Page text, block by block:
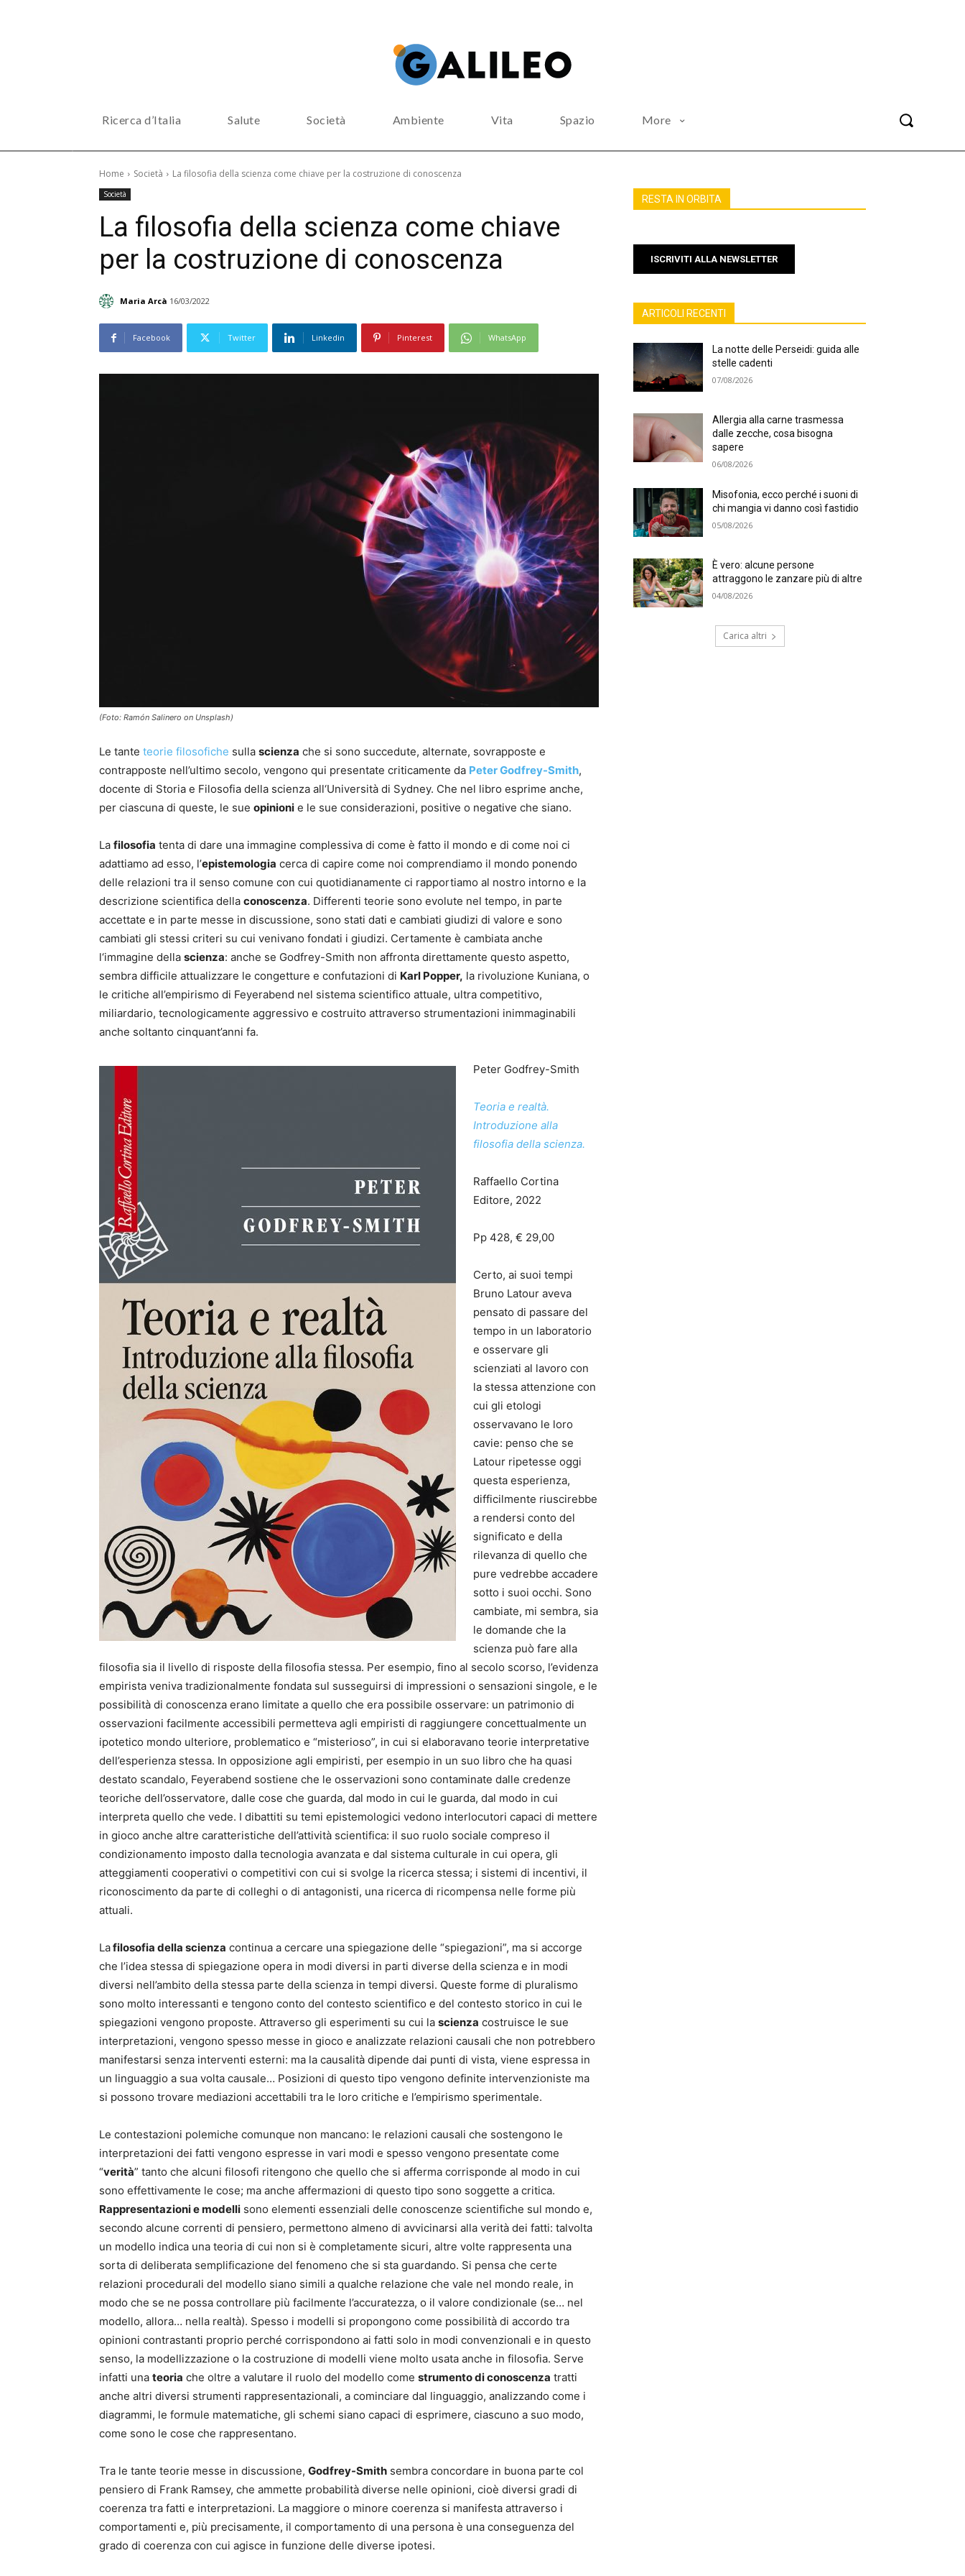
Ricerca d’Italia Salute Società Ambiente Vita Spazio More
Home Società La filosofia della scienza come chiave per la costruzione di conoscenza
Società
La filosofia della scienza come chiave
per la costruzione di conoscenza
Maria Arcà 16/03/2022
Facebook Twitter Linkedin Pinterest WhatsApp
(Foto: Ramón Salinero on Unsplash)
Le tante teorie filosofiche sulla scienza che si sono succedute, alternate, sovrapposte e
contrapposte nell’ultimo secolo, vengono qui presentate criticamente da Peter Godfrey-Smith,
docente di Storia e Filosofia della scienza all‘Università di Sydney. Che nel libro esprime anche,
per ciascuna di queste, le sue opinioni e le sue considerazioni, positive o negative che siano.
La filosofia tenta di dare una immagine complessiva di come è fatto il mondo e di come noi ci
adattiamo ad esso, l’epistemologia cerca di capire come noi comprendiamo il mondo ponendo
delle relazioni tra il senso comune con cui quotidianamente ci rapportiamo al nostro intorno e la
descrizione scientifica della conoscenza. Differenti teorie sono evolute nel tempo, in parte
accettate e in parte messe in discussione, sono stati dati e cambiati giudizi di valore e sono
cambiati gli stessi criteri su cui venivano fondati i giudizi. Certamente è cambiata anche
l‘immagine della scienza: anche se Godfrey-Smith non affronta direttamente questo aspetto,
sembra difficile attualizzare le congetture e confutazioni di Karl Popper, la rivoluzione Kuniana, o
le critiche all’empirismo di Feyerabend nel sistema scientifico attuale, ultra competitivo,
miliardario, tecnologicamente aggressivo e costruito attraverso strumentazioni inimmaginabili
anche soltanto cinquant’anni fa.
Peter Godfrey-Smith
Teoria e realtà.
Introduzione alla
filosofia della scienza.
Raffaello Cortina
Editore, 2022
Pp 428, € 29,00
Certo, ai suoi tempi
Bruno Latour aveva
pensato di passare del
tempo in un laboratorio
e osservare gli
scienziati al lavoro con
la stessa attenzione con
cui gli etologi
osservavano le loro
cavie: penso che se
Latour ripetesse oggi
questa esperienza,
difficilmente riuscirebbe
a rendersi conto del
significato e della
rilevanza di quello che
pure vedrebbe accadere
sotto i suoi occhi. Sono
cambiate, mi sembra, sia
le domande che la
scienza può fare alla
filosofia sia il livello di risposte della filosofia stessa. Per esempio, fino al secolo scorso, l’evidenza
empirista veniva tradizionalmente fondata sul susseguirsi di impressioni o sensazioni singole, e le
possibilità di conoscenza erano limitate a quello che era possibile osservare: un patrimonio di
osservazioni facilmente accessibili permetteva agli empiristi di raggiungere concettualmente un
ipotetico mondo ulteriore, problematico e “misterioso”, in cui si elaboravano teorie interpretative
dell’esperienza stessa. In opposizione agli empiristi, per esempio in un suo libro che ha quasi
destato scandalo, Feyerabend sostiene che le osservazioni sono contaminate dalle credenze
teoriche dell’osservatore, dalle cose che guarda, dal modo in cui le guarda, dal modo in cui
interpreta quello che vede. I dibattiti su temi epistemologici vedono interlocutori capaci di mettere
in gioco anche altre caratteristiche dell’attività scientifica: il suo ruolo sociale compreso il
condizionamento imposto dalla tecnologia avanzata e dal sistema culturale in cui opera, gli
atteggiamenti cooperativi o competitivi con cui si svolge la ricerca stessa; i sistemi di incentivi, il
riconoscimento da parte di colleghi o di antagonisti, una ricerca di ricompensa nelle forme più
attuali.
Lafilosofia della scienza continua a cercare una spiegazione delle “spiegazioni”, ma si accorge
che l’idea stessa di spiegazione opera in modi diversi in parti diverse della scienza e in modi
diversi nell’ambito della stessa parte della scienza in tempi diversi. Queste forme di pluralismo
sono molto interessanti e tengono conto del contesto scientifico e del contesto storico in cui le
spiegazioni vengono proposte. Attraverso gli esperimenti su cui la scienza costruisce le sue
interpretazioni, vengono spesso messe in gioco e analizzate relazioni causali che non potrebbero
manifestarsi senza interventi esterni: ma la causalità dipende dai punti di vista, viene espressa in
un linguaggio a sua volta causale… Posizioni di questo tipo vengono definite intervenzioniste ma
si possono trovare mediazioni accettabili tra le loro critiche e l’empirismo sperimentale.
Le contestazioni polemiche comunque non mancano: le relazioni causali che sostengono le
interpretazioni dei fatti vengono espresse in vari modi e spesso vengono presentate come
“verità” tanto che alcuni filosofi ritengono che quello che si afferma corrisponde al modo in cui
sono effettivamente le cose; ma anche affermazioni di questo tipo sono soggette a critica.
Rappresentazioni e modelli sono elementi essenziali delle conoscenze scientifiche sul mondo e,
secondo alcune correnti di pensiero, permettono almeno di avvicinarsi alla verità dei fatti: talvolta
un modello indica una teoria di cui non si è completamente sicuri, altre volte rappresenta una
sorta di deliberata semplificazione del fenomeno che si sta guardando. Si pensa che certe
relazioni procedurali del modello siano simili a qualche relazione che vale nel mondo reale, in
modo che se ne possa controllare più facilmente l’accuratezza, o il valore condizionale (se… nel
modello, allora… nella realtà). Spesso i modelli si propongono come possibilità di accordo tra
opinioni contrastanti proprio perché corrispondono ai fatti solo in modi convenzionali e in questo
senso, la modellizzazione o la costruzione di modelli viene molto usata anche in filosofia. Serve
infatti una teoria che oltre a valutare il ruolo del modello come strumento di conoscenza tratti
anche altri diversi strumenti rappresentazionali, a cominciare dal linguaggio, analizzando come i
diagrammi, le formule matematiche, gli schemi siano capaci di esprimere, ciascuno a suo modo,
come sono le cose che rappresentano.
Tra le tante teorie messe in discussione, Godfrey-Smith sembra concordare in buona parte col
pensiero di Frank Ramsey, che ammette probabilità diverse nelle opinioni, cioè diversi gradi di
coerenza tra fatti e interpretazioni. La maggiore o minore coerenza si manifesta attraverso i
comportamenti e, più precisamente, il comportamento di una persona è una conseguenza del
grado di coerenza con cui agisce in funzione delle diverse ipotesi.
RESTA IN ORBITA
ISCRIVITI ALLA NEWSLETTER
ARTICOLI RECENTI
La notte delle Perseidi: guida alle
stelle cadenti
07/08/2026
Allergia alla carne trasmessa
dalle zecche, cosa bisogna
sapere
06/08/2026
Misofonia, ecco perché i suoni di
chi mangia vi danno così fastidio
05/08/2026
È vero: alcune persone
attraggono le zanzare più di altre
04/08/2026
Carica altri